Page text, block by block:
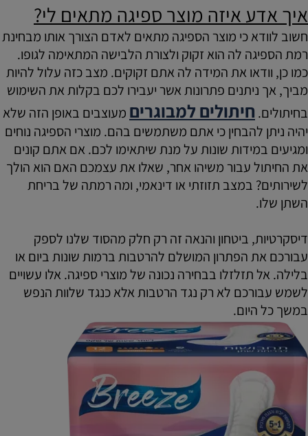
איך אדע איזה מוצר ספיגה מתאים לי?
חשוב לוודא כי מוצר הספיגה מתאים לאדם הצורך אותו מבחינת
רמת הספיגה לה הוא זקוק ולצורת הלבישה המתאימה לגופו.
כמו כן, וודאו את המידה לה אתם זקוקים. מצב כזה עלול להיות
מביך, אך ניתנים פתרונות אשר יעבירו לכם בקלות את השימוש
בחיתולים. חיתולים למבוגרים מעוצבים באופן הזה שלא
יהיה ניתן להבחין כי אתם משתמשים בהם. מוצרי הספיגה נוחים
ומגיעים במידות שונות על מנת שיתאימו לכם. אם אתם קונים
את החיתול עבור משיהו אחר, שאלו את עצמכם האם הוא הולך
לשירותים? במצב תזוזתי או דינאמי, ומה רמתה של בריחת
השתן שלו.
דיסקרטיות, ביטחון והנאה זה רק חלק מהסוד שלנו לספק
עבורכם את הפתרון המושלם להרטבות ברמות שונות ביום או
בלילה. אל תזלזלו בבחירה נכונה של מוצרי ספיגה. אלו עשויים
לשמש עבורכם לא רק נגד הרטבות אלא כנגד שלוות הנפש
במשך כל היום.